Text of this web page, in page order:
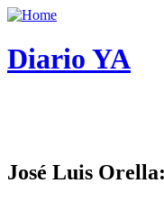
Diario YA
José Luis